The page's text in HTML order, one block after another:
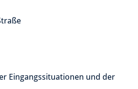
Eingangssituationen und der